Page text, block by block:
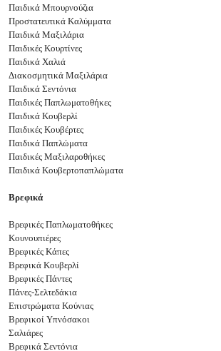
Παιδικά Μπουρνούζια
Προστατευτικά Καλύμματα
Παιδικά Μαξιλάρια
Παιδικές Κουρτίνες
Παιδικά Χαλιά
Διακοσμητικά Μαξιλάρια
Παιδικά Σεντόνια
Παιδικές Παπλωματοθήκες
Παιδικά Κουβερλί
Παιδικές Κουβέρτες
Παιδικά Παπλώματα
Παιδικές Μαξιλαροθήκες
Παιδικά Κουβερτοπαπλώματα
Βρεφικά
Βρεφικές Παπλωματοθήκες
Κουνουπιέρες
Βρεφικές Κάπες
Βρεφικά Κουβερλί
Βρεφικές Πάντες
Πάνες-Σελτεδάκια
Επιστρώματα Κούνιας
Βρεφικοί Υπνόσακοι
Σαλιάρες
Βρεφικά Σεντόνια